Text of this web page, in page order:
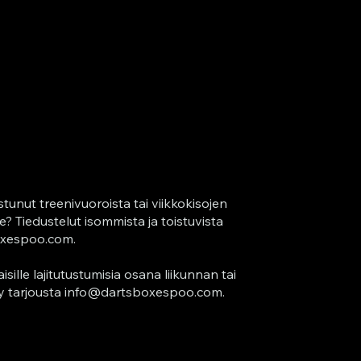
treenivuoroista tai viikkokisojen
Tiedustelut isommista ja toistuvista
.
lajitutustumisia osana liikunnan tai
tarjoustainfo@dartsboxespoo.com.